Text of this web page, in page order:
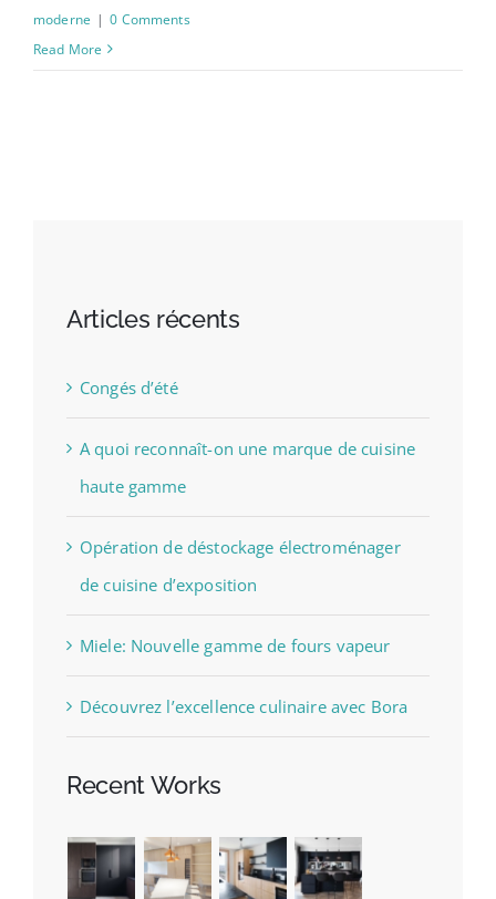
moderne | 0 Comments
Read More
Articles récents
Congés d’été
A quoi reconnaît-on une marque de cuisine
haute gamme
Opération de déstockage électroménager
de cuisine d’exposition
Miele: Nouvelle gamme de fours vapeur
Découvrez l’excellence culinaire avec Bora
Recent Works